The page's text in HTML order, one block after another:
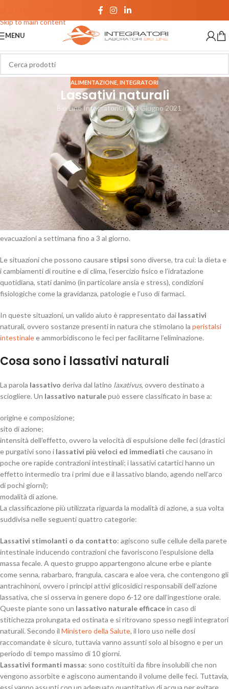
Skip to main content
MENU
ALIMENTAZIONE INTEGRATORI
Lassativi naturali
Bio Line IntegratoriOn 23 Giugno 2021
Lassativi naturali: quali sono, dove
trovarli e come utilizzarli
Lintestino è considerato un secondo cervello che influenza la salute e il
benessere psicofisico: non solo è deputato all’eliminazione delle feci,
ma, essendo ricco di terminazioni nervose, è in grado di elaborare e
trasmette sensazioni ed emozioni.
La regolarità intestinale quotidiana non è sempre facile da ottenere e
varia da individuo a individuo. In generale, sono considerate normali da 3
evacuazioni a settimana fino a 3 al giorno.
Le situazioni che possono causare stipsi sono diverse, tra cui: la dieta e
i cambiamenti di routine e di clima, l’esercizio fisico e l’idratazione
quotidiana, stati danimo (in particolare ansia e stress), condizioni
fisiologiche come la gravidanza, patologie e l’uso di farmaci.
In queste situazioni, un valido aiuto è rappresentato dai lassativi
naturali, ovvero sostanze presenti in natura che stimolano la peristalsi
intestinalee ammorbidiscono le feci per facilitarne l’eliminazione.
Cosa sono i lassativi naturali
La parola  lassativo  deriva dal latino  laxativus, ovvero destinato a
sciogliere. Un lassativo naturalepuò essere classificato in base a:
origine e composizione;
sito di azione;
intensità dell’effetto, ovvero la velocità di espulsione delle feci (drastici
e purgativi sono i lassativi più veloci ed immediati che causano in
poche ore rapide contrazioni intestinali; i lassativi catartici hanno un
effetto intermedio tra i primi due e il lassativo blando, agendo nell’arco
di pochi giorni);
modalità di azione.
La classificazione più utilizzata riguarda la modalità di azione, a sua volta
suddivisa nelle seguenti quattro categorie:
Lassativi stimolanti o da contatto: agiscono sulle cellule della parete
intestinale inducendo contrazioni che favoriscono l’espulsione della
massa fecale. A questo gruppo appartengono alcune erbe e piante
come senna, rabarbaro, frangula, cascara e aloe vera, che contengono gli
antrachinoni, ovvero i principi attivi glicosidici responsabili dell’azione
lassativa, che si osserva in genere dopo 6-12 ore dall’ingestione orale.
Queste piante sono un lassativo naturale efficacein caso di
stitichezza prolungata ed ostinata e si ritrovano spesso negli integratori
naturali. Secondo il Ministero della Salute, il loro uso nelle dosi
raccomandate è sicuro, tuttavia vanno assunti solo al bisogno e per un
periodo di tempo massimo di 10 giorni.
Lassativi formanti massa: sono costituiti da fibre insolubili che non
vengono assorbite e agiscono aumentando il volume delle feci. Tuttavia,